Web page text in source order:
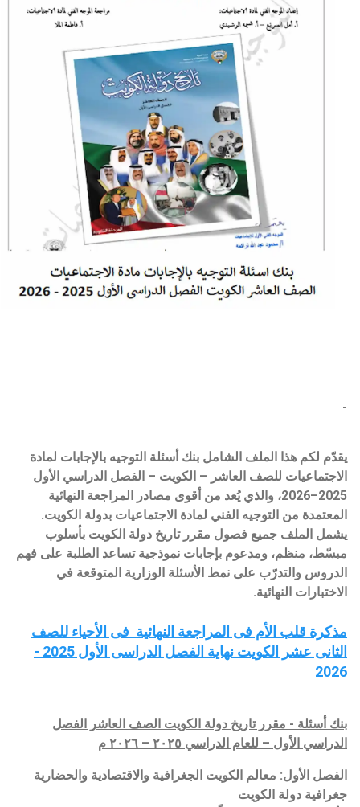
يقدّم لكم هذا الملف الشامل بنك أسئلة التوجيه بالإجابات لمادة
الاجتماعيات للصف العاشر – الكويت – الفصل الدراسي الأول
2025–2026، والذي يُعد من أقوى مصادر المراجعة النهائية
المعتمدة من التوجيه الفني لمادة الاجتماعيات بدولة الكويت.
يشمل الملف جميع فصول مقرر تاريخ دولة الكويت بأسلوب
مبسّط، منظم، ومدعوم بإجابات نموذجية تساعد الطلبة على فهم
الدروس والتدرّب على نمط الأسئلة الوزارية المتوقعة في
الاختبارات النهائية.
مذكرة قلب الأم فى المراجعة النهائية فى الأحياء للصف
الثانى عشر الكويت نهاية الفصل الدراسى الأول 2025 -
2026
بنك أسئلة - مقرر تاريخ دولة الكويت الصف العاشر الفصل
الدراسي الأول – للعام الدراسي ٢٠٢٥ – ٢٠٢٦ م
الفصل الأول: معالم الكويت الجغرافية والاقتصادية والحضارية
جغرافية دولة الكويت